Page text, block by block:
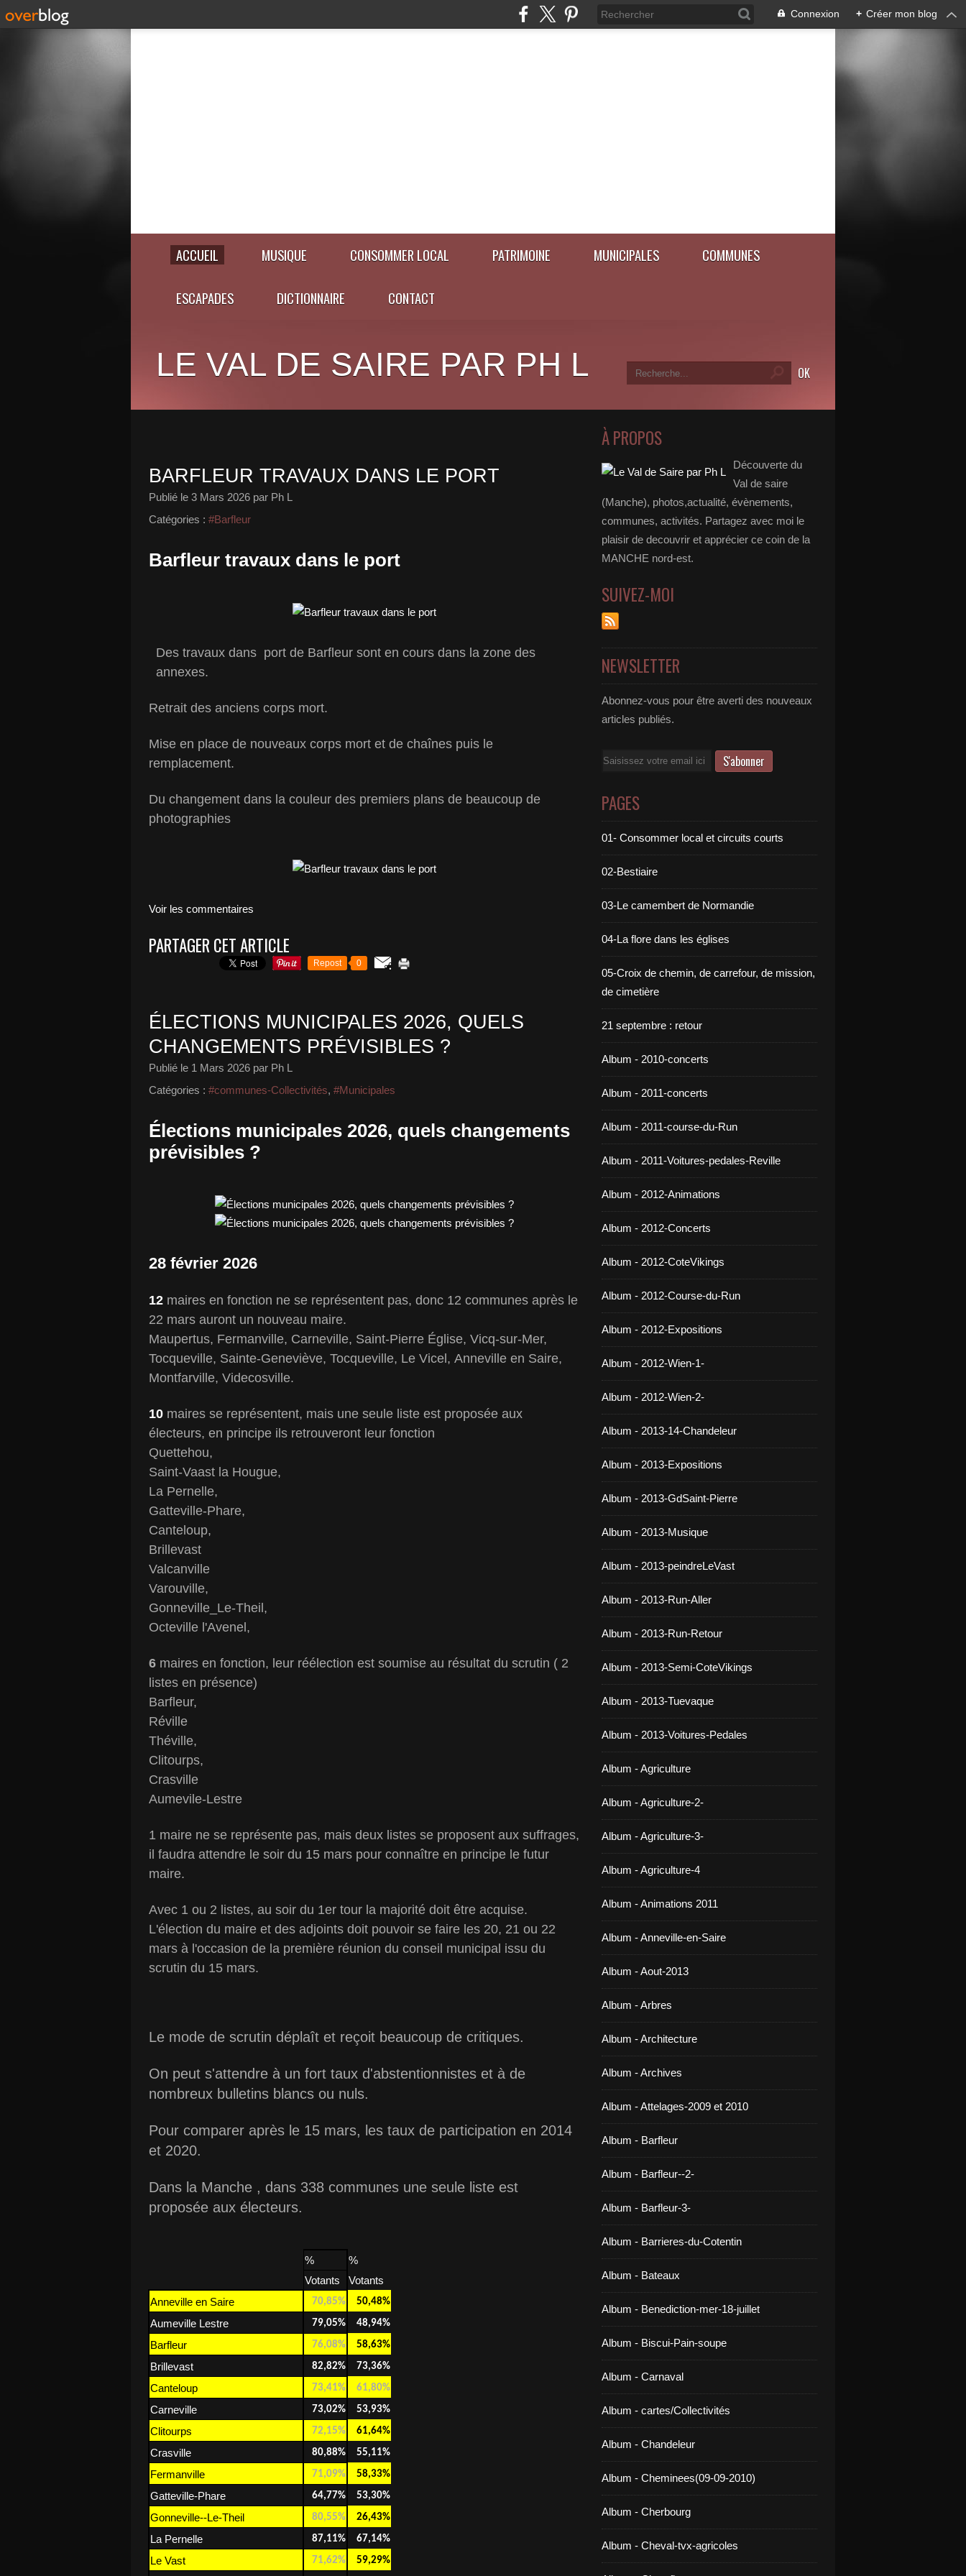
Connexion + Créer mon blog
ACCUEIL MUSIQUE CONSOMMER LOCAL PATRIMOINE MUNICIPALES COMMUNES
ESCAPADES DICTIONNAIRE CONTACT
LE VAL DE SAIRE PAR PH L
BARFLEUR TRAVAUX DANS LE PORT
Publié le 3 Mars 2026 par Ph L
Catégories : #Barfleur
Barfleur travaux dans le port
Des travaux dans port de Barfleur sont en cours dans la zone des
annexes.
Retrait des anciens corps mort.
Mise en place de nouveaux corps mort et de chaînes puis le
remplacement.
Du changement dans la couleur des premiers plans de beaucoup de
photographies
Voir les commentaires
PARTAGER CET ARTICLE
Repost 0
ÉLECTIONS MUNICIPALES 2026, QUELS
CHANGEMENTS PRÉVISIBLES ?
Publié le 1 Mars 2026 par Ph L
Catégories : #communes-Collectivités, #Municipales
Élections municipales 2026, quels changements
prévisibles ?
28 février 2026
12 maires en fonction ne se représentent pas, donc 12 communes après le
22 mars auront un nouveau maire.
Maupertus, Fermanville, Carneville, Saint-Pierre Église, Vicq-sur-Mer,
Tocqueville, Sainte-Geneviève, Tocqueville, Le Vicel, Anneville en Saire,
Montfarville, Videcosville.
10 maires se représentent, mais une seule liste est proposée aux
électeurs, en principe ils retrouveront leur fonction
Quettehou,
Saint-Vaast la Hougue,
La Pernelle,
Gatteville-Phare,
Canteloup,
Brillevast
Valcanville
Varouville,
Gonneville_Le-Theil,
Octeville l'Avenel,
6 maires en fonction, leur réélection est soumise au résultat du scrutin ( 2
listes en présence)
Barfleur,
Réville
Théville,
Clitourps,
Crasville
Aumevile-Lestre
1 maire ne se représente pas, mais deux listes se proposent aux suffrages,
il faudra attendre le soir du 15 mars pour connaître en principe le futur
maire.
Avec 1 ou 2 listes, au soir du 1er tour la majorité doit être acquise.
L'élection du maire et des adjoints doit pouvoir se faire les 20, 21 ou 22
mars à l'occasion de la première réunion du conseil municipal issu du
scrutin du 15 mars.
Le mode de scrutin déplaît et reçoit beaucoup de critiques.
On peut s'attendre à un fort taux d'abstentionnistes et à de
nombreux bulletins blancs ou nuls.
Pour comparer après le 15 mars, les taux de participation en 2014
et 2020.
Dans la Manche , dans 338 communes une seule liste est
proposée aux électeurs.
%
%
Votants
Votants
Anneville en Saire
70,85% 50,48%
Aumeville Lestre 79,05% 48,94%
Barfleur 76,08% 58,63%
Brillevast 82,82% 73,36%
Canteloup 73,41% 61,80%
Carneville 73,02% 53,93%
Clitourps 72,15% 61,64%
Crasville 80,88% 55,11%
Fermanville 71,09% 58,33%
Gatteville-Phare 64,77% 53,30%
Gonneville--Le-Theil 80,55% 26,43%
La Pernelle 87,11% 67,14%
Le Vast 71,62% 59,29%
À PROPOS
Découverte du
Val de saire
(Manche), photos,actualité, évènements,
communes, activités. Partagez avec moi le
plaisir de decouvrir et apprécier ce coin de la
MANCHE nord-est.
SUIVEZ-MOI
NEWSLETTER
Abonnez-vous pour être averti des nouveaux
articles publiés.
Email
PAGES
01- Consommer local et circuits courts
02-Bestiaire
03-Le camembert de Normandie
04-La flore dans les églises
05-Croix de chemin, de carrefour, de mission,
de cimetière
21 septembre : retour
Album - 2010-concerts
Album - 2011-concerts
Album - 2011-course-du-Run
Album - 2011-Voitures-pedales-Reville
Album - 2012-Animations
Album - 2012-Concerts
Album - 2012-CoteVikings
Album - 2012-Course-du-Run
Album - 2012-Expositions
Album - 2012-Wien-1-
Album - 2012-Wien-2-
Album - 2013-14-Chandeleur
Album - 2013-Expositions
Album - 2013-GdSaint-Pierre
Album - 2013-Musique
Album - 2013-peindreLeVast
Album - 2013-Run-Aller
Album - 2013-Run-Retour
Album - 2013-Semi-CoteVikings
Album - 2013-Tuevaque
Album - 2013-Voitures-Pedales
Album - Agriculture
Album - Agriculture-2-
Album - Agriculture-3-
Album - Agriculture-4
Album - Animations 2011
Album - Anneville-en-Saire
Album - Aout-2013
Album - Arbres
Album - Architecture
Album - Archives
Album - Attelages-2009 et 2010
Album - Barfleur
Album - Barfleur--2-
Album - Barfleur-3-
Album - Barrieres-du-Cotentin
Album - Bateaux
Album - Benediction-mer-18-juillet
Album - Biscui-Pain-soupe
Album - Carnaval
Album - cartes/Collectivités
Album - Chandeleur
Album - Cheminees(09-09-2010)
Album - Cherbourg
Album - Cheval-tvx-agricoles